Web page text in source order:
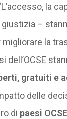
la
–
la
dell’OCSE
gratuiti e
delle
di paesi